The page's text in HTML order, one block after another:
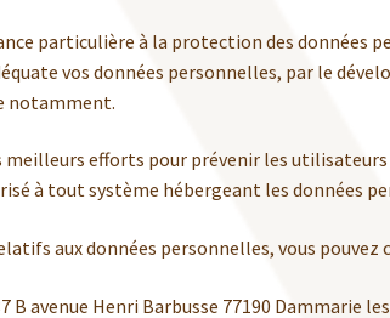
particulière à la protection des données
vos données personnelles, par le
notamment.
meilleurs efforts pour prévenir les utilisateurs
à tout système hébergeant les données
aux données personnelles, vous pouvez
B avenue Henri Barbusse 77190 Dammarie